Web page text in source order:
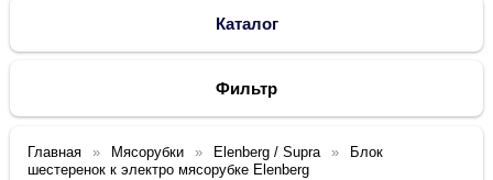
Каталог
Фильтр
Главная Мясорубки Elenberg / Supra
Блок
шестеренок к электро мясорубке Elenberg